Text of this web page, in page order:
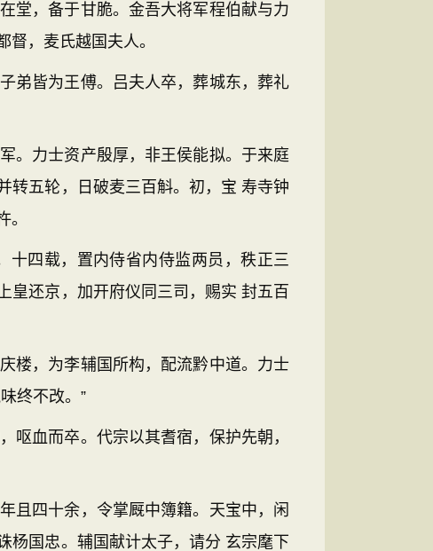
，备于甘脆。金吾大将军程伯献与力
，麦氏越国夫人。
皆为王傅。吕夫人卒，葬城东，葬礼
力士资产殷厚，非王侯能拟。于来庭
转五轮，日破麦三百斛。初，宝 寿寺钟
四载，置内侍省内侍监两员，秩正三
皇还京，加开府仪同三司，赐实 封五百
，为李辅国所构，配流黔中道。力士
终不改。”
血而卒。代宗以其耆宿，保护先朝，
四十余，令掌厩中簿籍。天宝中，闲
杨国忠。辅国献计太子，请分 玄宗麾下